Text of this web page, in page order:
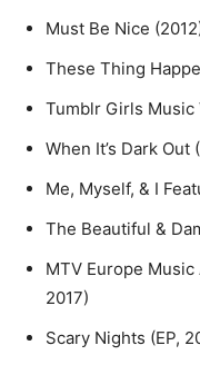
Must Be Nice
These Thing
Tumblr Girls Music
When It’s Dark Out
Me, Myself, & I
The Beautiful &
MTV Europe
2017)
Scary Nights (EP,